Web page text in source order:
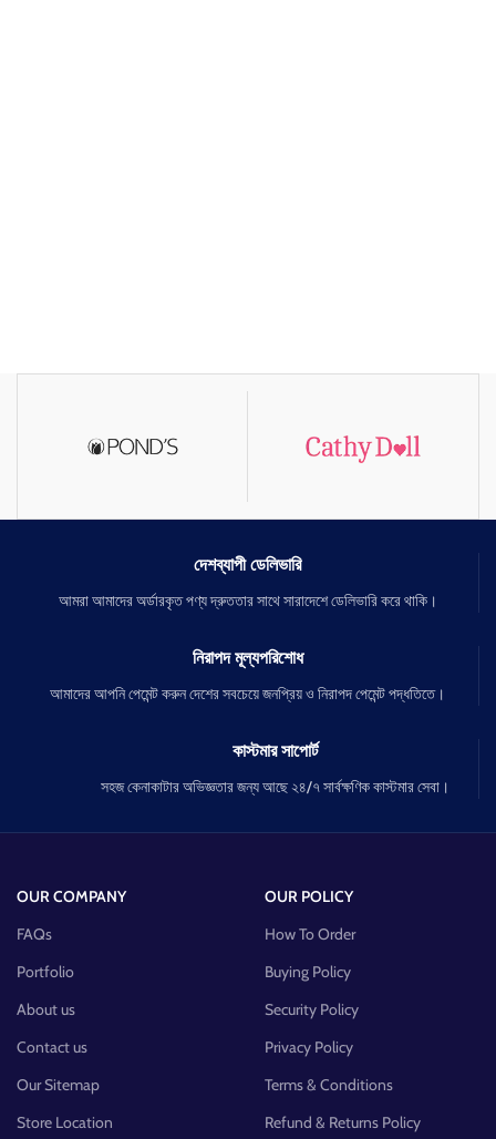
দেশব্যাপী ডেলিভারি
আমরা আমাদের অর্ডারকৃত পণ্য দ্রুততার সাথে সারাদেশে ডেলিভারি করে থাকি।
নিরাপদ মূল্যপরিশোধ
আমাদের আপনি পেমেন্ট করুন দেশের সবচেয়ে জনপ্রিয় ও নিরাপদ পেমেন্ট পদ্ধতিতে।
কাস্টমার সাপোর্ট
সহজ কেনাকাটার অভিজ্ঞতার জন্য আছে ২৪/৭ সার্বক্ষণিক কাস্টমার সেবা।
OUR COMPANY
FAQs
Portfolio
About us
Contact us
Our Sitemap
Store Location
OUR POLICY
How To Order
Buying Policy
Security Policy
Privacy Policy
Terms & Conditions
Refund & Returns Policy